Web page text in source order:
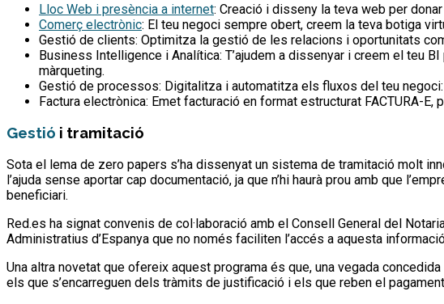
Lloc Web i presència a internet: Creació i disseny la teva web per
Comerç electrònic: El teu negoci sempre obert, creem la teva botiga
Gestió de clients: Optimitza la gestió de les relacions i oportunitats
Business Intelligence i Analítica: T’ajudem a dissenyar i creem el teu
màrqueting.
Gestió de processos: Digitalitza i automatitza els fluxos del teu
Factura electrònica: Emet facturació en format estructurat FACTURA-
Gestió i tramitació
Sota el lema de zero papers s’ha dissenyat un sistema de tramitació molt
l’ajuda sense aportar cap documentació, ja que n’hi haurà prou amb que
beneficiari.
Red.es ha signat convenis de col·laboració amb el Consell General del
Administratius d’Espanya que no només faciliten l’accés a aquesta
Una altra novetat que ofereix aquest programa és que, una vegada
els que s’encarreguen dels tràmits de justificació i els que reben el